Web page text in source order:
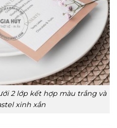
2 lớp kết hợp màu trắng và
xinh xắn